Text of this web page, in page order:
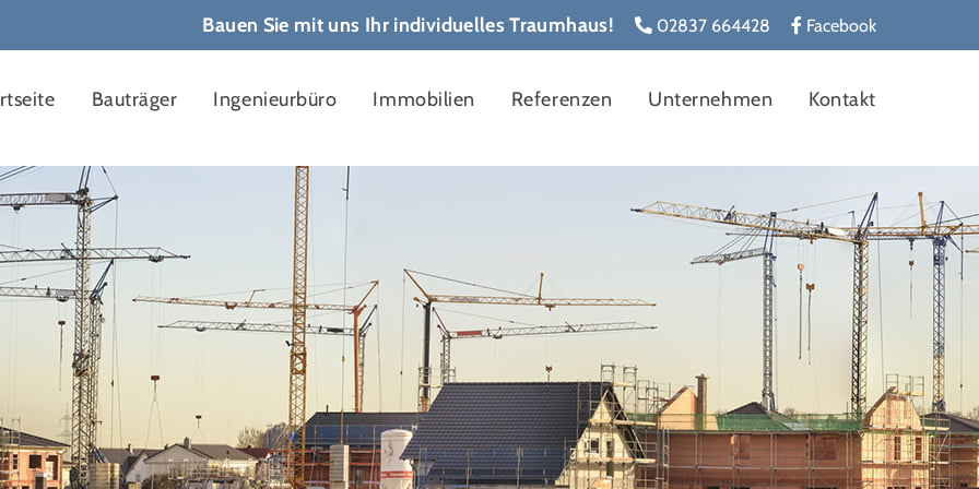
Bauen Sie mit uns Ihr individuelles Traumhaus! 02837 664428 Facebook
Bauträger Ingenieurbüro Immobilien Referenzen Unternehmen Kontakt